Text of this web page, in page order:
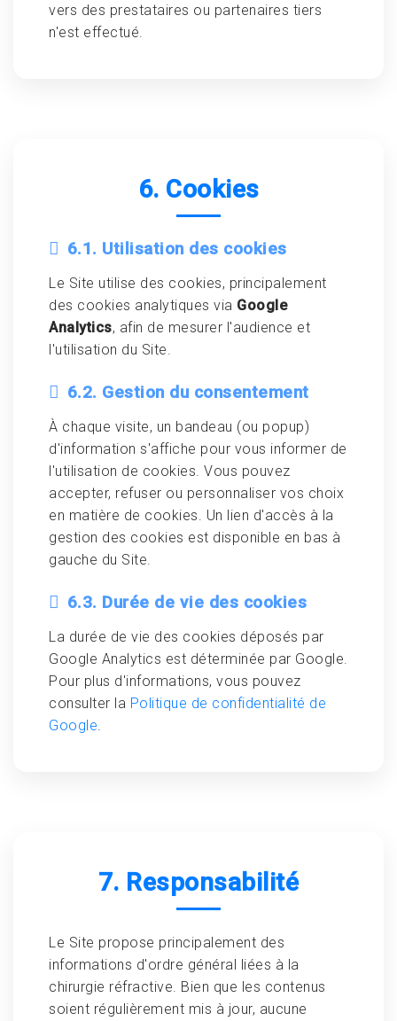
vers des prestataires ou partenaires tiers
n'est effectué.
6. Cookies
6.1. Utilisation des cookies
Le Site utilise des cookies, principalement
des cookies analytiques via Google
Analytics, afin de mesurer l'audience et
l'utilisation du Site.
6.2. Gestion du consentement
À chaque visite, un bandeau (ou popup)
d'information s'affiche pour vous informer de
l'utilisation de cookies. Vous pouvez
accepter, refuser ou personnaliser vos choix
en matière de cookies. Un lien d'accès à la
gestion des cookies est disponible en bas à
gauche du Site.
6.3. Durée de vie des cookies
La durée de vie des cookies déposés par
Google Analytics est déterminée par Google.
Pour plus d'informations, vous pouvez
consulter la Politique de confidentialité de
Google
7. Responsabilité
Le Site propose principalement des
informations d'ordre général liées à la
chirurgie réfractive. Bien que les contenus
soient régulièrement mis à jour, aucune